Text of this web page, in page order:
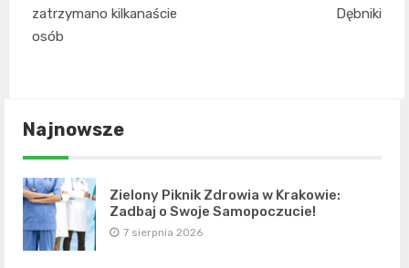
zatrzymano kilkanaście
osób
Dębniki
Najnowsze
Zielony Piknik Zdrowia w Krakowie:
Zadbaj o Swoje Samopoczucie!
7 sierpnia 2026